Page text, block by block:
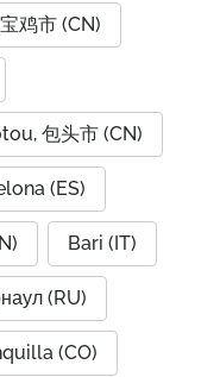
鸡市 (CN)
包头市 (CN)
(ES)
Bari (IT)
(RU)
(CO)